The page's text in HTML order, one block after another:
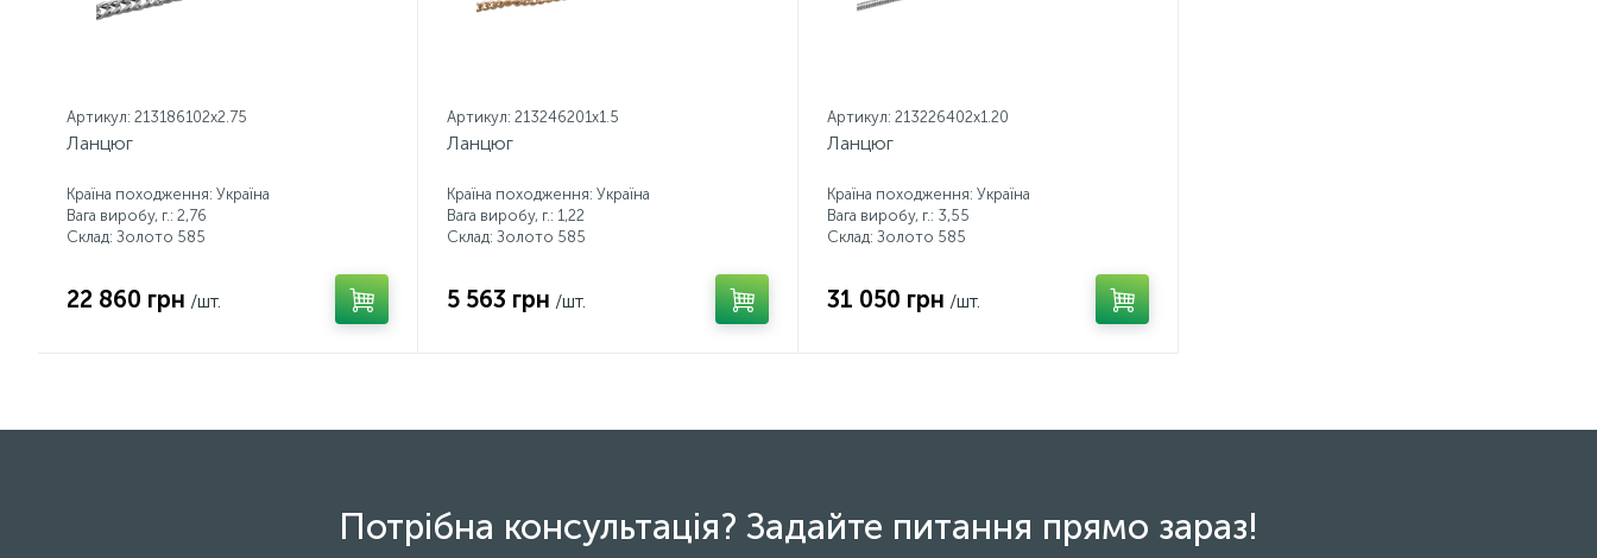
Артикул: 213186102x2.75
Ланцюг
Країна походження: Україна
Вага виробу, г.: 2,76
Склад: Золото 585
22 860 грн /шт.
Артикул: 213246201x1.5
Ланцюг
Країна походження: Україна
Вага виробу, г.: 1,22
Склад: Золото 585
5 563 грн /шт.
Артикул: 213226402x1.20
Ланцюг
Країна походження: Україна
Вага виробу, г.: 3,55
Склад: Золото 585
31 050 грн /шт.
Потрібна консультація? Задайте питання прямо зараз!